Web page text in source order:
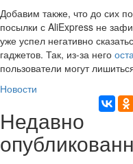
Добавим также, что до сих
посылки с AliExpress не
уже успел негативно
гаджетов. Так, из-за него
пользователи могут
Новости
Недавно